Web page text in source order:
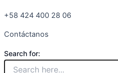
+58 424 400 28 06
Contáctanos
Search for: